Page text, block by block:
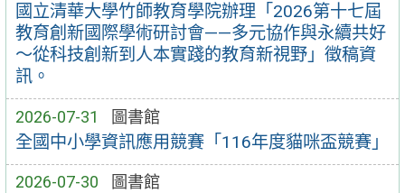
國立清華大學竹師教育學院辦理「2026第十七屆
教育創新國際學術研討會——多元協作與永續共好
～從科技創新到人本實踐的教育新視野」徵稿資
訊。
2026-07-31 圖書館
全國中小學資訊應用競賽「116年度貓咪盃競賽」
2026-07-30 圖書館